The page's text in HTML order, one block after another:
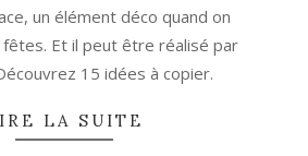
un élément déco quand on
Et il peut être réalisé par
15 idées à copier.
LA SUITE